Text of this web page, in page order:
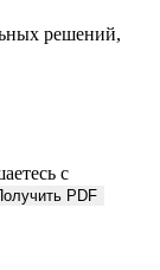
решений,
с
PDF